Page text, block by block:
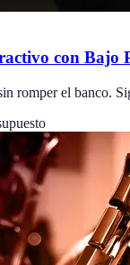
con Bajo
romper el banco.